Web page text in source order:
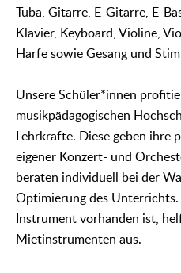
Tuba, Gitarre, E-Gitarre, E-
Klavier, Keyboard, Violine,
Harfe sowie Gesang und
Unsere Schüler*innen
musikpädagogischen
Lehrkräfte. Diese geben ihre
eigener Konzert- und
beraten individuell bei der
Optimierung des Unterrichts.
Instrument vorhanden ist,
Mietinstrumenten aus.